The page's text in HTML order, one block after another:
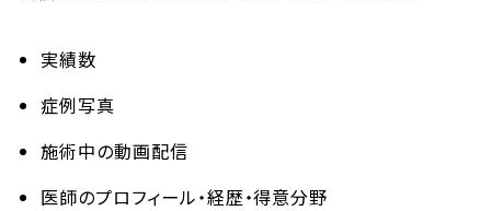
実績数
症例写真
施術中の動画配信
医師のプロフィール・経歴・得意分野